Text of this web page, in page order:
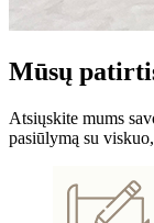
Mūsų
Atsiųskite mums
pasiūlymą su